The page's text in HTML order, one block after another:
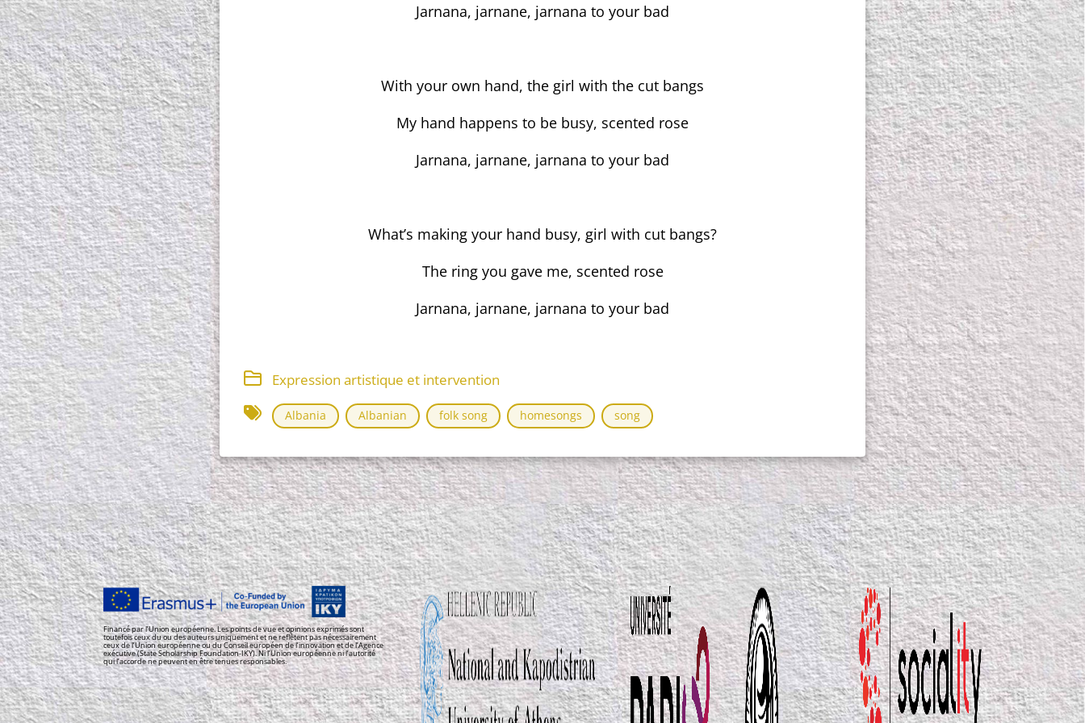
Jarnana, jarnane, jarnana to your bad
With your own hand, the girl with the cut bangs
My hand happens to be busy, scented rose
Jarnana, jarnane, jarnana to your bad
What’s making your hand busy, girl with cut bangs?
The ring you gave me, scented rose
Jarnana, jarnane, jarnana to your bad
Expression artistique et intervention
Albania Albanian folk song homesongs song
Financé par l’Union européenne. Les points de vue et opinions exprimés sont
toutefois ceux du ou des auteurs uniquement et ne reflètent pas nécessairement
ceux de l’Union européenne ou du Conseil européen de l’innovation et de l’Agence
exécutive (State Scholarship Foundation-IKY). Ni l’Union européenne ni l’autorité
qui l’accorde ne peuvent en être tenues responsables.